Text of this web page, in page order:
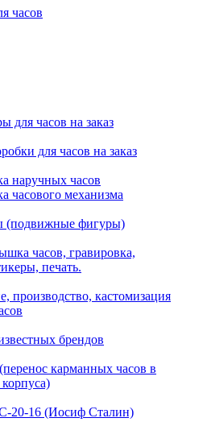
часов
для часов на заказ
для часов на заказ
наручных часов
часового механизма
(подвижные фигуры)
часов, гравировка,
печать.
производство, кастомизация
брендов
карманных часов в
20-16 (Иосиф Сталин)